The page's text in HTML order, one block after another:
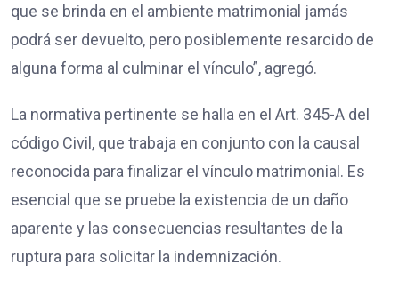
que se brinda en el ambiente matrimonial jamás
podrá ser devuelto, pero posiblemente resarcido de
alguna forma al culminar el vínculo”, agregó.
La normativa pertinente se halla en el Art. 345-A del
código Civil, que trabaja en conjunto con la causal
reconocida para finalizar el vínculo matrimonial. Es
esencial que se pruebe la existencia de un daño
aparente y las consecuencias resultantes de la
ruptura para solicitar la indemnización.